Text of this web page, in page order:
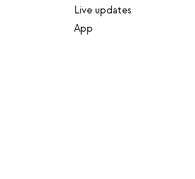
Live updates
App